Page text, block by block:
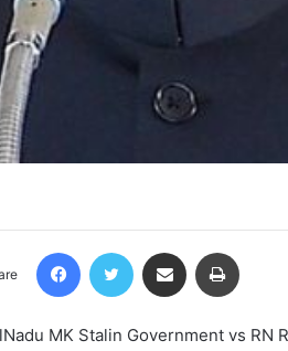
MK Stalin Government vs RN